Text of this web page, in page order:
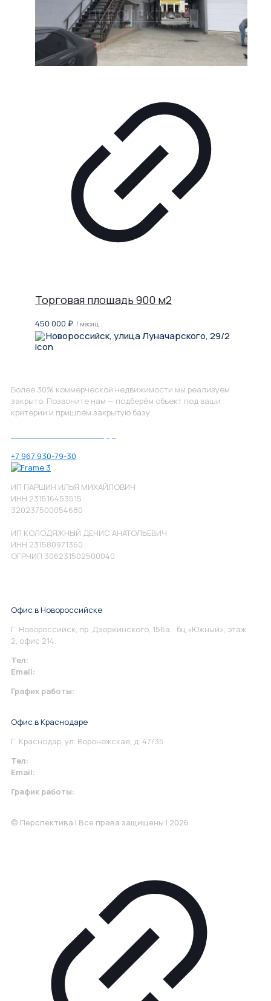
Торговая площадь 900 м2
450 000 ₽ / месяц
Новороссийск, улица Луначарского, 29/2
Более 30% коммерческой недвижимости мы реализуем
закрыто. Позвоните нам — подберём объект под ваши
критерии и пришлём закрытую базу.
+7 967 930-79-30
ИП ПАРШИН ИЛЬЯ МИХАЙЛОВИЧ
ИНН 231516453515
320237500054680
ИП КОЛОДЯЖНЫЙ ДЕНИС АНАТОЛЬЕВИЧ
ИНН 231580971360
ОГРНИП 306231502500040
Офис в Новороссийске
Г. Новороссийск, пр. Дзержинского, 156а, бц «Южный», этаж
2, офис 214.
Тел:
Email:
График работы:
Офис в Краснодаре
Г. Краснодар, ул. Воронежская, д. 47/35
Тел:
Email:
График работы:
© Перспектива | Все права защищены | 2026